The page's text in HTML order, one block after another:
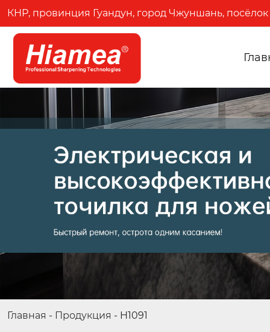
КНР, провинция Гуандун, город Чжуншань, посёлок
Главная - Продукция - H1091